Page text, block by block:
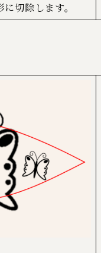
切除します。